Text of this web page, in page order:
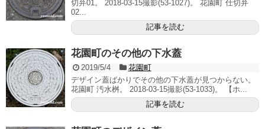
切弁01。 2018-03-15撮影(53-1027)。 花園町 仕切弁
02...
記事を読む
花園町のその他の下水蓋
2019/5/4
花園町
デザイン蓋ばかりでその他の下水蓋が見つからない。
花園町 汚水桝。 2018-03-15撮影(53-1033)。 【ホ...
記事を読む